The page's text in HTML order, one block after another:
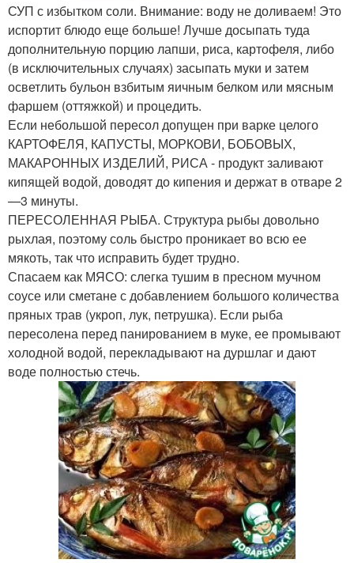
СУП с избытком соли. Внимание: воду не доливаем! Это
испортит блюдо еще больше! Лучше досыпать туда
дополнительную порцию лапши, риса, картофеля, либо
(в исключительных случаях) засыпать муки и затем
осветлить бульон взбитым яичным белком или мясным
фаршем (оттяжкой) и процедить.
Если небольшой пересол допущен при варке целого
КАРТОФЕЛЯ, КАПУСТЫ, МОРКОВИ, БОБОВЫХ,
МАКАРОННЫХ ИЗДЕЛИЙ, РИСА - продукт заливают
кипящей водой, доводят до кипения и держат в отваре 2
—3 минуты.
ПЕРЕСОЛЕННАЯ РЫБА. Структура рыбы довольно
рыхлая, поэтому соль быстро проникает во всю ее
мякоть, так что исправить будет трудно.
Спасаем как МЯСО: слегка тушим в пресном мучном
соусе или сметане с добавлением большого количества
пряных трав (укроп, лук, петрушка). Если рыба
пересолена перед панированием в муке, ее промывают
холодной водой, перекладывают на дуршлаг и дают
воде полностью стечь.